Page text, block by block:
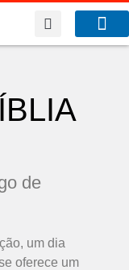
de
um dia
oferece um